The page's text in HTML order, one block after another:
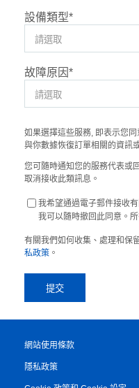
設備類型*
故障原因*
如果選擇這些服務, 即表示您
與你數據恢復訂單相關的資訊
您可隨時通知您的服務代表或
取消接收此類訊息。
我希望通過電子郵件接收
我可以隨時撤回此同意。
有關我們如何收集、處理和保
私政策 。
網站使用條款
隱私政策